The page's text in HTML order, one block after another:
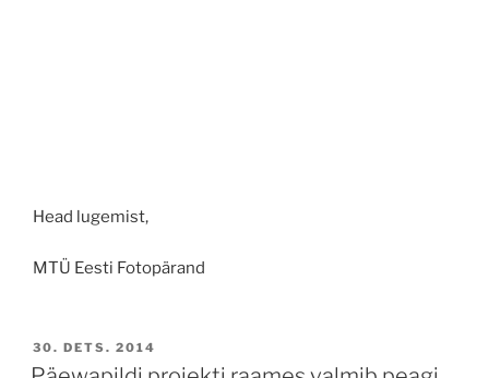
Head lugemist,
MTÜ Eesti Fotopärand
POSTED
ON
30. DETS. 2014